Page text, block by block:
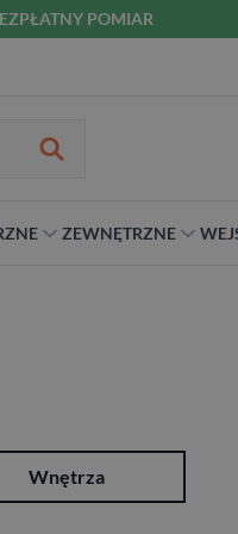
POMIAR
ZEWNĘTRZNE
Wnętrza